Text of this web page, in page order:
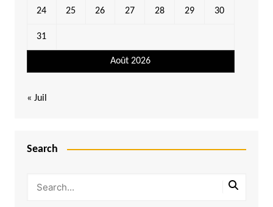
Août 2026
24 25 26 27 28 29 30
31
« Juil
Search